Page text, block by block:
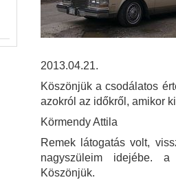
2013.04.21.
Köszönjük a csodálatos
azokról az időkről, amikor
Körmendy Attila
Remek látogatás volt,
nagyszüleim idejébe.
Köszönjük.